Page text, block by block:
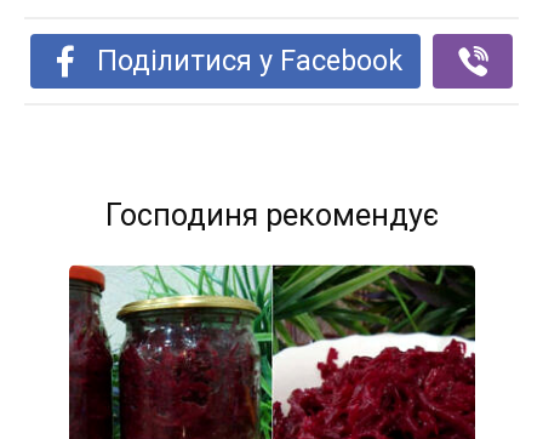
Поділитися у Facebook
Господиня рекомендує